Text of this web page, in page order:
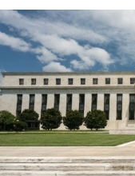
BIST 100 Isı
Coin Isı
Ekonomik
Kiripto Para